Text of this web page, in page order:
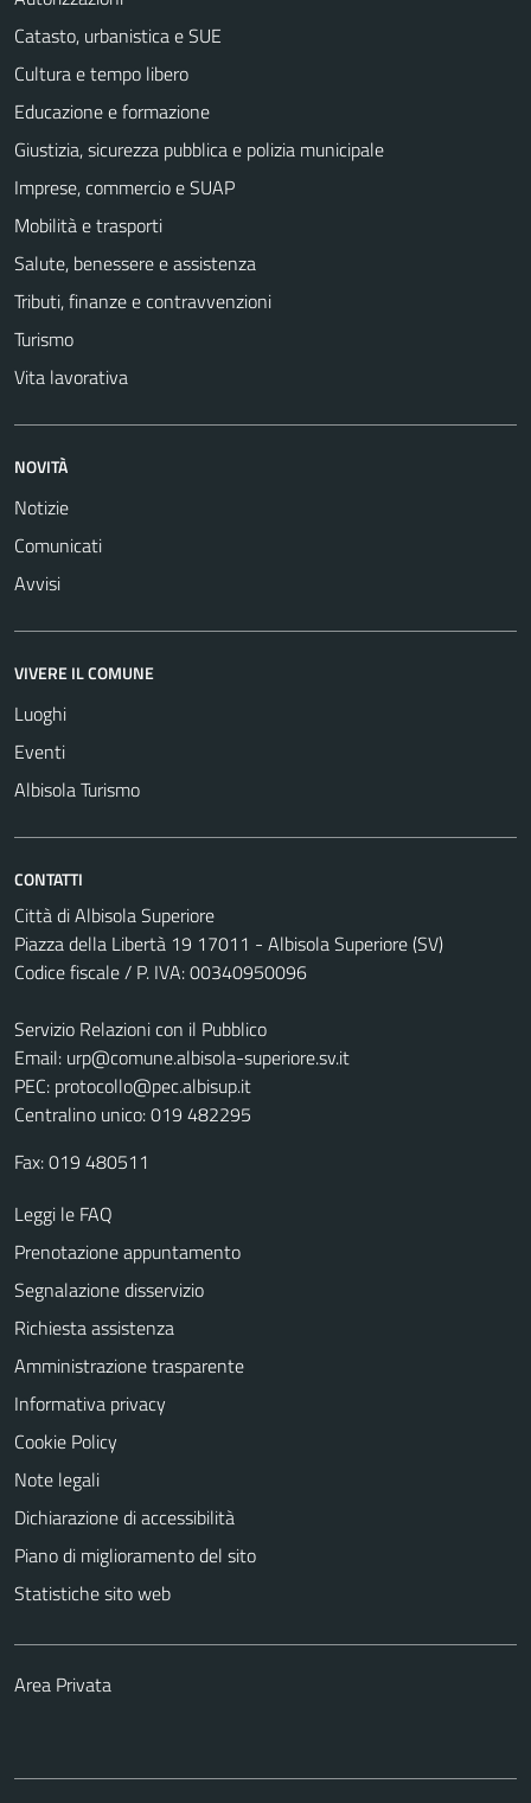
Catasto, urbanistica e SUE
Cultura e tempo libero
Educazione e formazione
Giustizia, sicurezza pubblica e polizia municipale
Imprese, commercio e SUAP
Mobilità e trasporti
Salute, benessere e assistenza
Tributi, finanze e contravvenzioni
Turismo
Vita lavorativa
NOVITÀ
Notizie
Comunicati
Avvisi
VIVERE IL COMUNE
Luoghi
Eventi
Albisola Turismo
CONTATTI
Città di Albisola Superiore
Piazza della Libertà 19 17011 - Albisola Superiore (SV)
Codice fiscale / P. IVA: 00340950096
Servizio Relazioni con il Pubblico
Email: urp@comune.albisola-superiore.sv.it
PEC: protocollo@pec.albisup.it
Centralino unico: 019 482295
Fax: 019 480511
Leggi le FAQ
Prenotazione appuntamento
Segnalazione disservizio
Richiesta assistenza
Amministrazione trasparente
Informativa privacy
Cookie Policy
Note legali
Dichiarazione di accessibilità
Piano di miglioramento del sito
Statistiche sito web
Area Privata